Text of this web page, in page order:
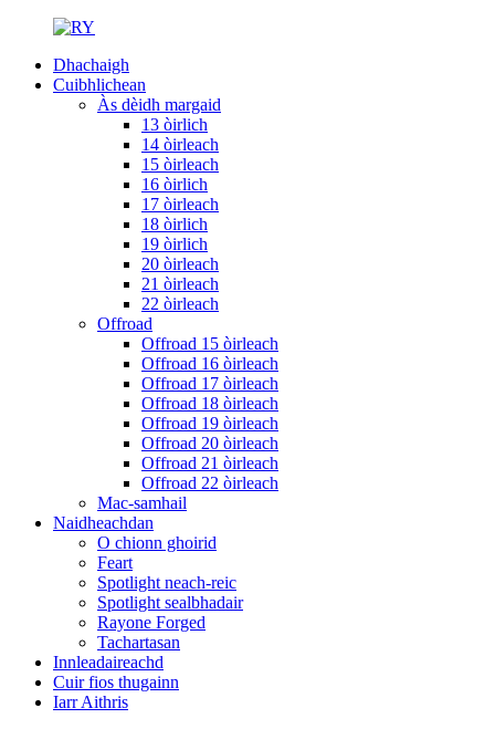
Dhachaigh
Cuibhlichean
Às dèidh margaid
13 òirlich
14 òirleach
15 òirleach
16 òirlich
17 òirleach
18 òirlich
19 òirlich
20 òirleach
21 òirleach
22 òirleach
Offroad
Offroad 15 òirleach
Offroad 16 òirleach
Offroad 17 òirleach
Offroad 18 òirleach
Offroad 19 òirleach
Offroad 20 òirleach
Offroad 21 òirleach
Offroad 22 òirleach
Mac-samhail
Naidheachdan
O chionn ghoirid
Feart
Spotlight neach-reic
Spotlight sealbhadair
Rayone Forged
Tachartasan
Innleadaireachd
Cuir fios thugainn
Iarr Aithris